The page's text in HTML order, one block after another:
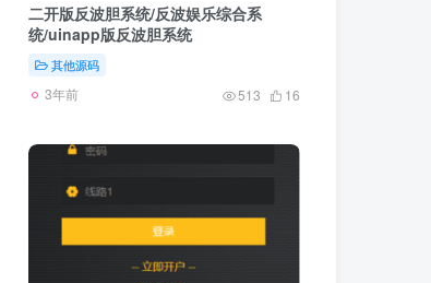
二开版反波胆系统/反波娱乐综合系
统/uinapp版反波胆系统
其他源码
3年前 513 16